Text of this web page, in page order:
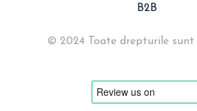
B2B
© 2024 Toate drepturile sunt